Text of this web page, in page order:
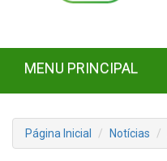
MENU PRINCIPAL
Página Inicial Notícias